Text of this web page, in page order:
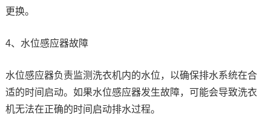
更换。
4、水位感应器故障
水位感应器负责监测洗衣机内的水位，以确保排水系统在合
适的时间启动。如果水位感应器发生故障，可能会导致洗衣
机无法在正确的时间启动排水过程。